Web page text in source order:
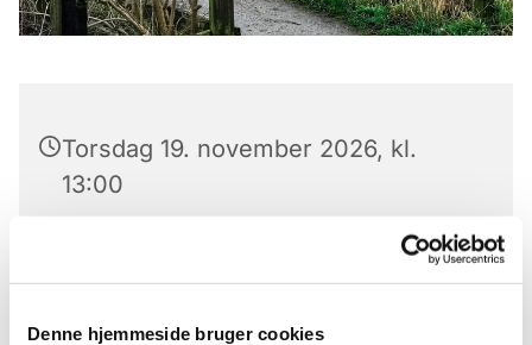
Denne hjemmeside bruger cookies
Torsdag 19. november 2026, kl.
13:00